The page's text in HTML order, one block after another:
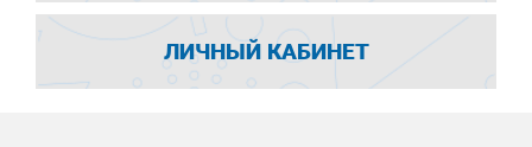
ЛИЧНЫЙ КАБИНЕТ